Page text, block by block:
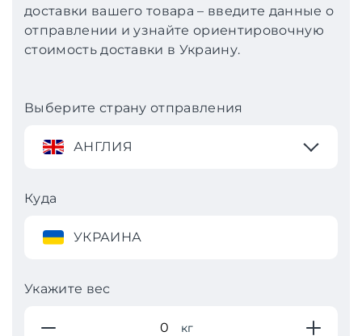
доставки вашего товара – введите данные о
отправлении и узнайте ориентировочную
стоимость доставки в Украину.
Выберите страну отправления
АНГЛИЯ
Куда
УКРАИНА
Укажите вес
кг